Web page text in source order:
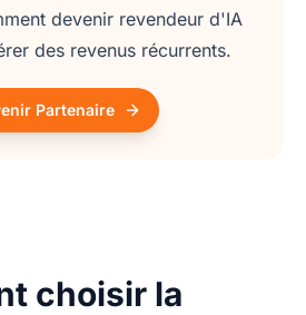
devenir revendeur d'IA
des revenus récurrents.
Partenaire
choisir la